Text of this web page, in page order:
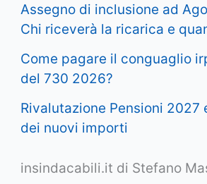
Assegno di inclusione ad
Chi riceverà la ricarica e
Come pagare il conguaglio
del 730 2026?
Rivalutazione Pensioni 2027
dei nuovi importi
insindacabili.it di Stefano